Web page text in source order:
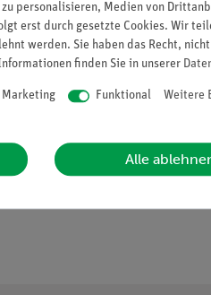
personalisieren, Medien von
erst durch gesetzte Cookies. Wir
werden. Sie haben das Recht,
finden Sie in unserer
Marketing Funktional Weitere
Alle